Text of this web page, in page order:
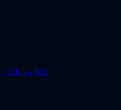
| UK vs NO